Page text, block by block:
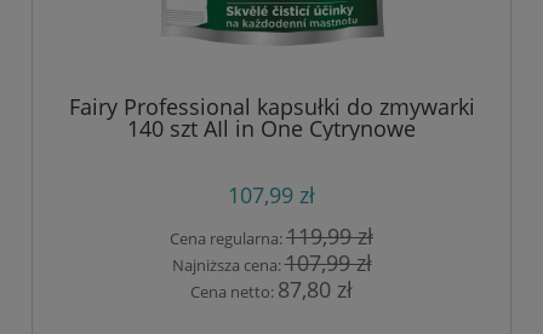
Fairy Professional kapsułki do zmywarki
140 szt AIl in One Cytrynowe
107,99 zł
Cena regularna:119,99 zł
Najniższa cena:107,99 zł
Cena netto: 87,80 zł